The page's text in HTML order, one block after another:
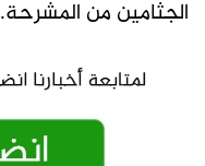
الجثامين من المشرحة.